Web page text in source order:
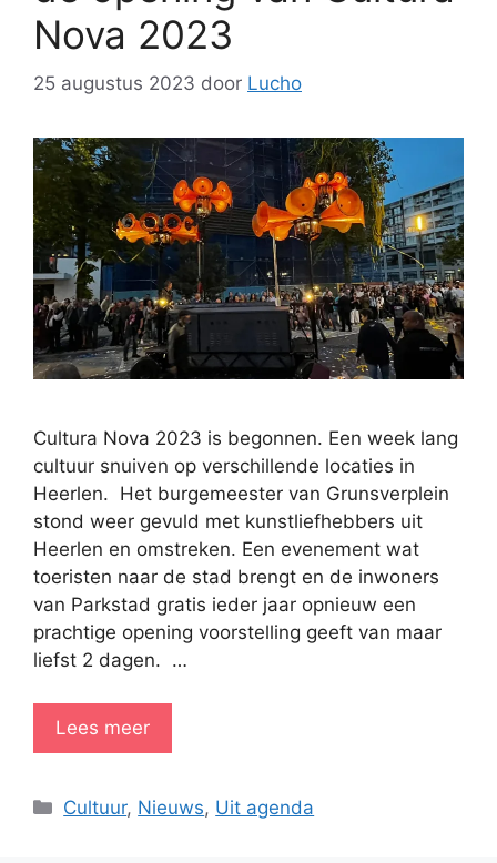
Nova 2023
25 augustus 2023 door Lucho
Cultura Nova 2023 is begonnen. Een week lang
cultuur snuiven op verschillende locaties in
Heerlen. Het burgemeester van Grunsverplein
stond weer gevuld met kunstliefhebbers uit
Heerlen en omstreken. Een evenement wat
toeristen naar de stad brengt en de inwoners
van Parkstad gratis ieder jaar opnieuw een
prachtige opening voorstelling geeft van maar
liefst 2 dagen. …
Lees meer
Categorieën
Cultuur, Nieuws, Uit agenda